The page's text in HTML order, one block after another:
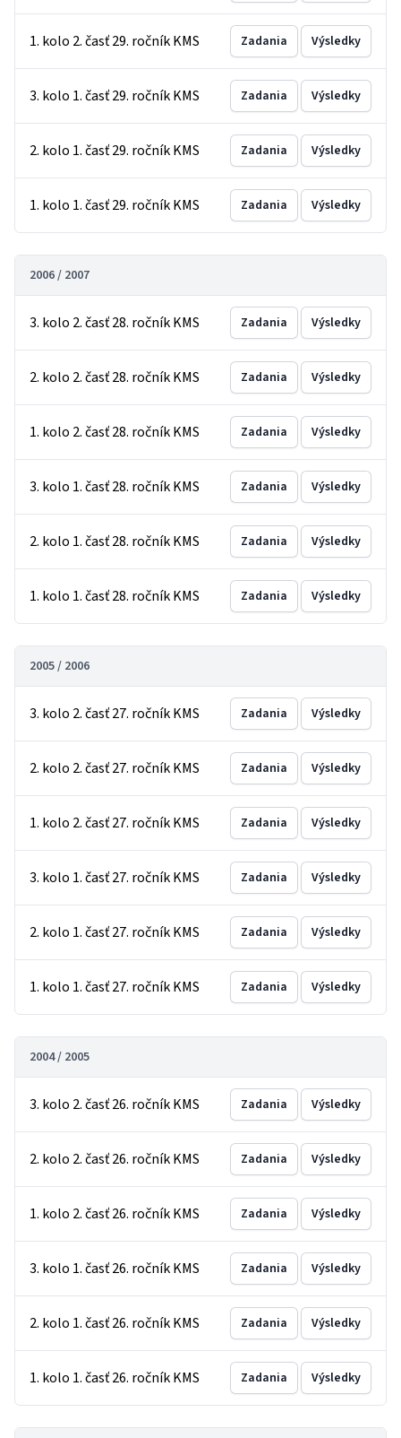
1. kolo 2. časť 29. ročník KMS Zadania Výsledky
3. kolo 1. časť 29. ročník KMS Zadania Výsledky
2. kolo 1. časť 29. ročník KMS Zadania Výsledky
1. kolo 1. časť 29. ročník KMS Zadania Výsledky
2006 / 2007
3. kolo 2. časť 28. ročník KMS Zadania Výsledky
2. kolo 2. časť 28. ročník KMS Zadania Výsledky
1. kolo 2. časť 28. ročník KMS Zadania Výsledky
3. kolo 1. časť 28. ročník KMS Zadania Výsledky
2. kolo 1. časť 28. ročník KMS Zadania Výsledky
1. kolo 1. časť 28. ročník KMS Zadania Výsledky
2005 / 2006
3. kolo 2. časť 27. ročník KMS Zadania Výsledky
2. kolo 2. časť 27. ročník KMS Zadania Výsledky
1. kolo 2. časť 27. ročník KMS Zadania Výsledky
3. kolo 1. časť 27. ročník KMS Zadania Výsledky
2. kolo 1. časť 27. ročník KMS Zadania Výsledky
1. kolo 1. časť 27. ročník KMS Zadania Výsledky
2004 / 2005
3. kolo 2. časť 26. ročník KMS Zadania Výsledky
2. kolo 2. časť 26. ročník KMS Zadania Výsledky
1. kolo 2. časť 26. ročník KMS Zadania Výsledky
3. kolo 1. časť 26. ročník KMS Zadania Výsledky
2. kolo 1. časť 26. ročník KMS Zadania Výsledky
1. kolo 1. časť 26. ročník KMS Zadania Výsledky